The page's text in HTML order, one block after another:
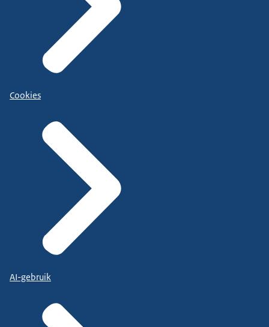
Cookies
AI-gebruik